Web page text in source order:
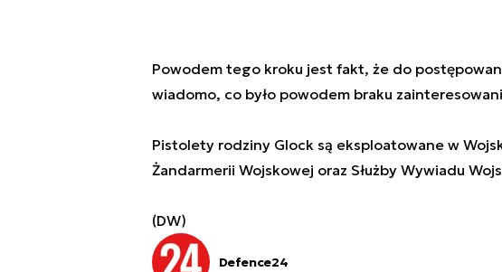
Powodem tego kroku jest fakt, że do
wiadomo, co było powodem braku
Pistolety rodziny Glock są eksploatowane w
Żandarmerii Wojskowej oraz Służby Wywiadu
(DW)
Defence24